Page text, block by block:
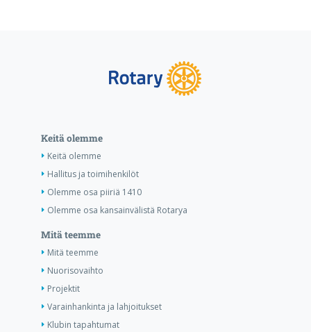
Keitä olemme
Keitä olemme
Hallitus ja toimihenkilöt
Olemme osa piiriä 1410
Olemme osa kansainvälistä Rotarya
Mitä teemme
Mitä teemme
Nuorisovaihto
Projektit
Varainhankinta ja lahjoitukset
Klubin tapahtumat